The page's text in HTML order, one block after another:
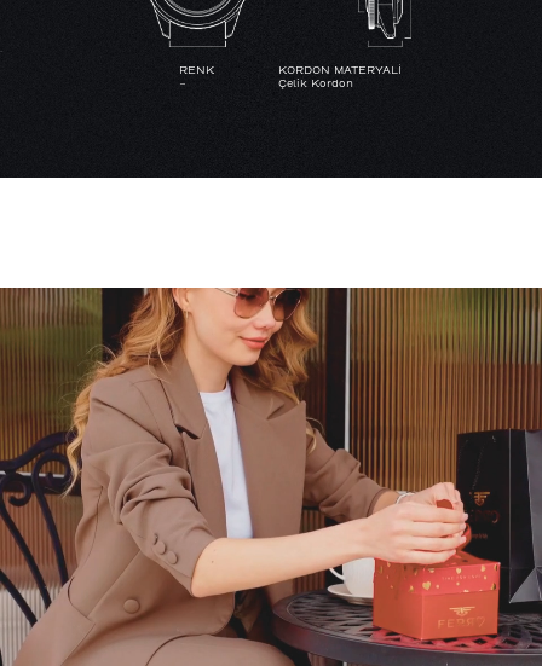
RENK
-
KORDON MATERYALİ
Çelik Kordon